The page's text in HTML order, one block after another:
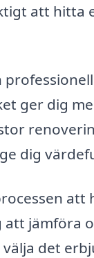
att hitta
ger dig
dig
jämföra
det